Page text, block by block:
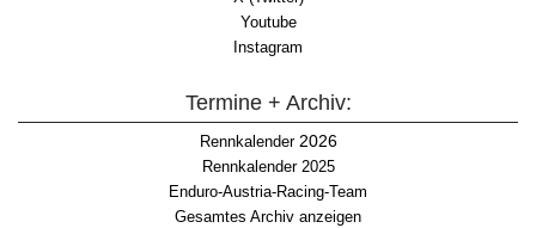
Youtube
Instagram
Termine + Archiv:
Rennkalender2026
Rennkalender 2025
Enduro-Austria-Racing-Team
Gesamtes Archiv anzeigen